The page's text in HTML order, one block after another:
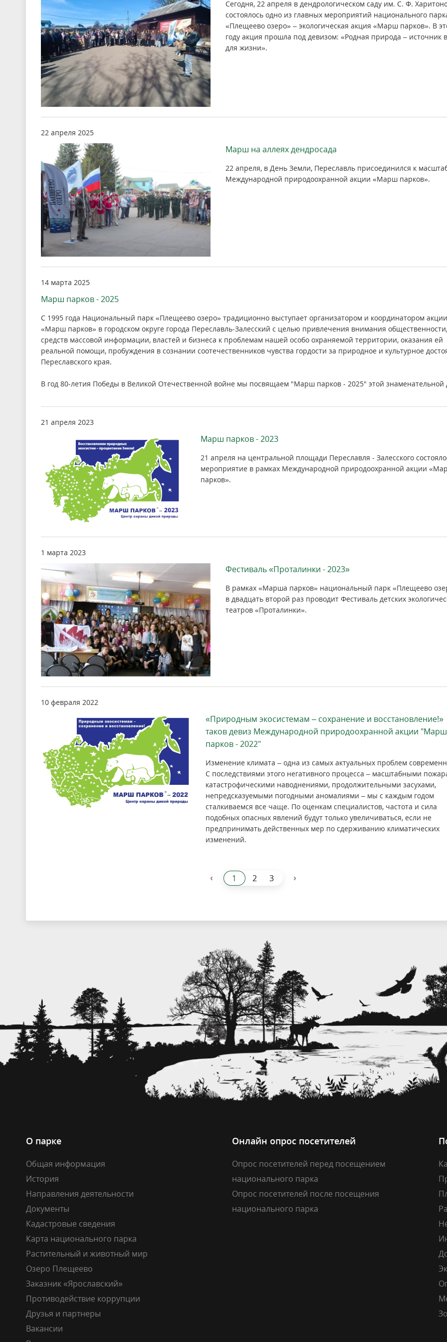
Сегодня, 22 апреля в дендрологическом саду им. С. Ф.
состоялось одно из главных мероприятий национального
«Плещеево озеро» – экологическая акция «Марш парков». В
году акция прошла под девизом: «Родная природа – источник
для жизни».
22 апреля 2025
Марш на аллеях дендросада
22 апреля, в День Земли, Переславль присоединился к
Международной природоохранной акции «Марш парков».
14 марта 2025
Марш парков - 2025
С 1995 года Национальный парк «Плещеево озеро» традиционно выступает организатором и координатором акции
«Марш парков» в городском округе города Переславль-Залесский с целью привлечения внимания общественности,
средств массовой информации, властей и бизнеса к проблемам нашей особо охраняемой территории, оказания ей
реальной помощи, пробуждения в сознании соотечественников чувства гордости за природное и культурное
Переславского края.
В год 80-летия Победы в Великой Отечественной войне мы посвящаем "Марш парков - 2025" этой знаменательной
21 апреля 2023
Марш парков - 2023
21 апреля на центральной площади Переславля - Залесского
мероприятие в рамках Международной природоохранной акции
парков».
1 марта 2023
Фестиваль «Проталинки - 2023»
В рамках «Марша парков» национальный парк «Плещеево
в двадцать второй раз проводит Фестиваль детских
театров «Проталинки».
10 февраля 2022
«Природным экосистемам – сохранение и восстановление!»
таков девиз Международной природоохранной акции "Марш
парков - 2022"
Изменение климата – одна из самых актуальных проблем
С последствиями этого негативного процесса – масштабными
катастрофическими наводнениями, продолжительными засухами,
непредсказуемыми погодными аномалиями – мы с каждым годом
сталкиваемся все чаще. По оценкам специалистов, частота и сила
подобных опасных явлений будут только увеличиваться, если не
предпринимать действенных мер по сдерживанию климатических
изменений.
‹ 1 2 3 ›
О парке
Общая информация
История
Направления деятельности
Документы
Кадастровые сведения
Карта национального парка
Растительный и животный мир
Озеро Плещеево
Заказник «Ярославский»
Противодействие коррупции
Друзья и партнеры
Вакансии
Онлайн опрос посетителей
Опрос посетителей перед посещением
национального парка
Опрос посетителей после посещения
национального парка